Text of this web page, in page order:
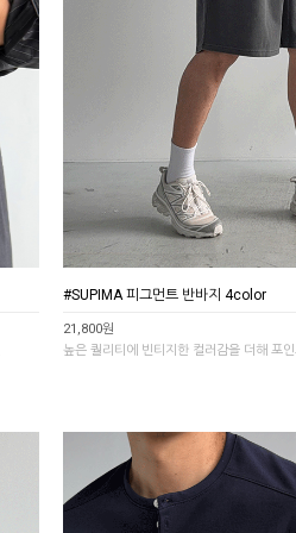
#SUPIMA 피그먼트 반바지 4color
21,800원
높은 퀄리티에 빈티지한 컬러감을 더해 포